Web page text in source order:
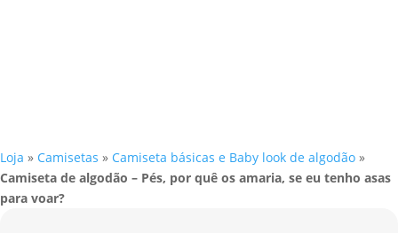
Loja » Camisetas » Camiseta básicas e Baby look de algodão »
Camiseta de algodão – Pés, por quê os amaria, se eu tenho asas
para voar?